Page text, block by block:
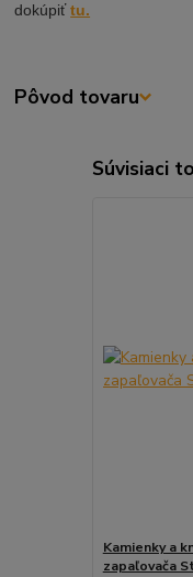
dokúpiťtu.
Pôvod tovaru
Súvisiaci
Kamienky a
zapaľovača